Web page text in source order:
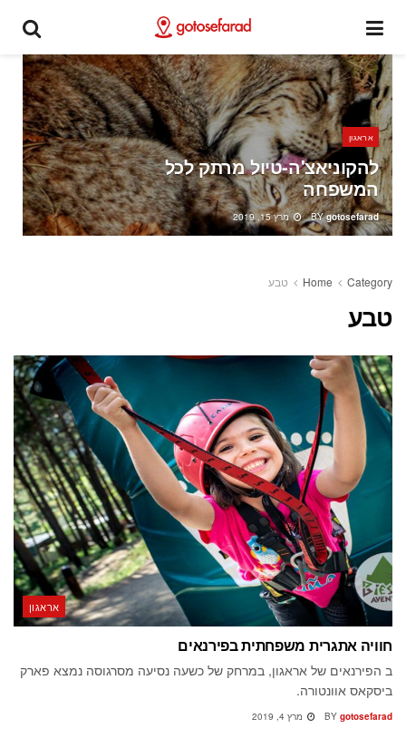
אראגון
להקוניאצ'ה-טיול מרתק לכל
המשפחה
BY gotosefarad מרץ 15, 2019
Home Category טבע
טבע
אראגון
חוויה אתגרית משפחתית בפירנאים
ב הפירנאים של אראגון, במרחק של כשעה נסיעה מסרגוסה נמצא פארק
ביסקאס אוונטורה.
BY gotosefarad מרץ 4, 2019